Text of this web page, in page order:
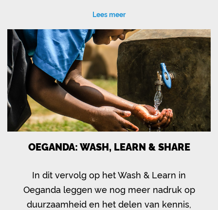
Lees meer
OEGANDA: WASH, LEARN & SHARE
In dit vervolg op het Wash & Learn in
Oeganda leggen we nog meer nadruk op
duurzaamheid en het delen van kennis,